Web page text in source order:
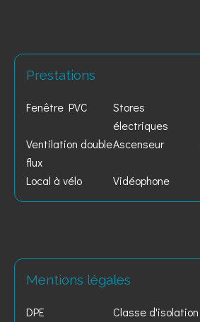
Prestations
Fenêtre PVC
Stores
électriques
Ventilation double
flux
Ascenseur
Local à vélo
Vidéophone
Mentions légales
DPE
Classe d'isolation